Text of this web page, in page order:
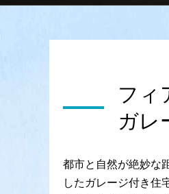
プ
自
フィ
ガレ
都市と自然が絶妙な
したガレージ付き住